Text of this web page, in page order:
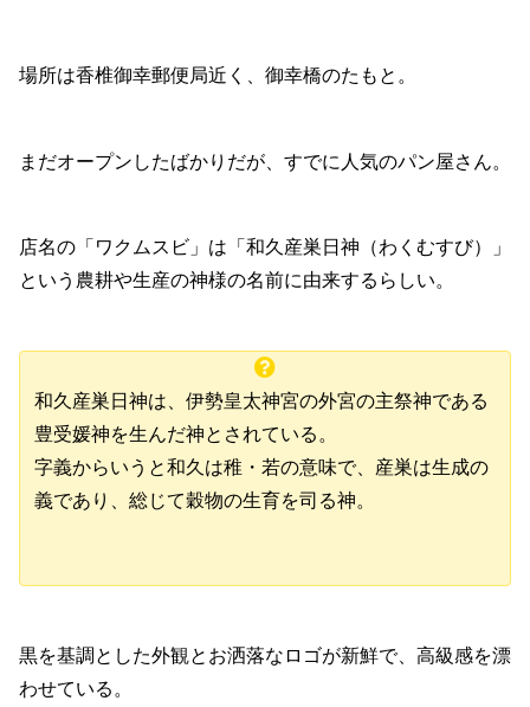
場所は香椎御幸郵便局近く、御幸橋のたもと。
まだオープンしたばかりだが、すでに人気のパン屋さん。
店名の「ワクムスビ」は「和久産巣日神（わくむすび）」
という農耕や生産の神様の名前に由来するらしい。
和久産巣日神は、伊勢皇太神宮の外宮の主祭神である
豊受媛神を生んだ神とされている。
字義からいうと和久は稚・若の意味で、産巣は生成の
義であり、総じて穀物の生育を司る神。
黒を基調とした外観とお洒落なロゴが新鮮で、高級感を漂
わせている。